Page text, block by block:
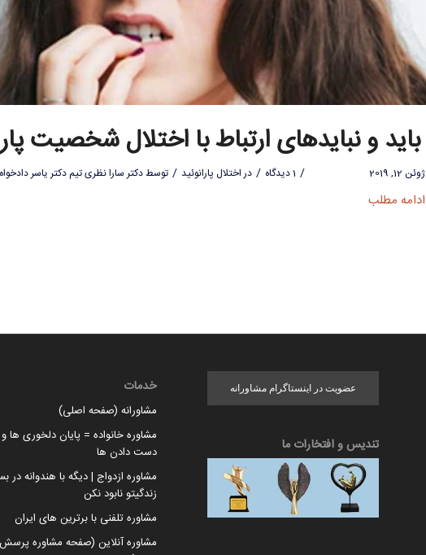
باید و نبایدهای ارتباط با اختلال شخصیت
ژوئن 12, 2019 / 1 دیدگاه / در اختلال پارانوئید / توسطدکتر سارا نظری تیم دکتر یاسر دادخواه
ادامه مطلب
عضویت در اینستاگرام مشاورانه
تندیس و افتخارات ما
خدمات
مشاورانه (صفحه اصلی)
مشاوره خانواده = پایان دلخوری ها و
دست دادن ها
مشاوره ازدواج | دیگه با هندوانه در
زندگیتو نابود نکن
مشاوره تلفنی با برترین های ایران
مشاوره آنلاین (صفحه مشاوره